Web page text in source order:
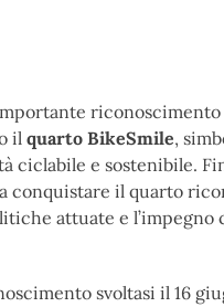
il quarto BikeSmile,
ciclabile e sostenibile.
conquistare il quarto
attuate e l’impegno
svoltasi il 16